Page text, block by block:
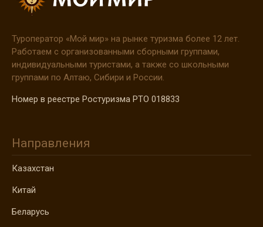
Туроператор «Мой мир» на рынке туризма более 12 лет.
Работаем с организованными сборными группами,
индивидуальными туристами, а также со школьными
группами по Алтаю, Сибири и России.
Номер в реестре Ростуризма РТО 018833
Направления
Казахстан
Китай
Беларусь